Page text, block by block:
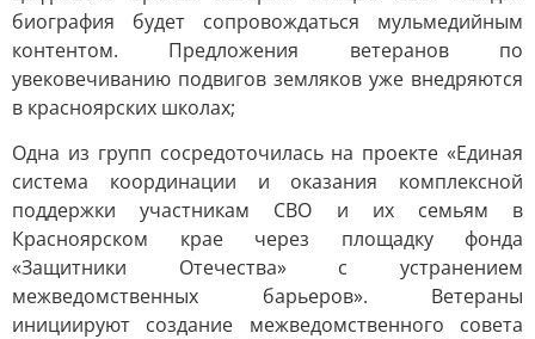
биография будет сопровождаться мульмедийным
контентом. Предложения ветеранов по
увековечиванию подвигов земляков уже внедряются
в красноярских школах;
Одна из групп сосредоточилась на проекте «Единая
система координации и оказания комплексной
поддержки участникам СВО и их семьям в
Красноярском крае через площадку фонда
«Защитники Отечества» с устранением
межведомственных барьеров». Ветераны
инициируют создание межведомственного совета